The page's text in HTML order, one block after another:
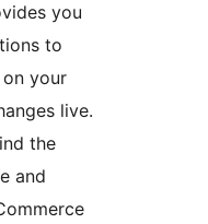
you
to
your
live.
the
and